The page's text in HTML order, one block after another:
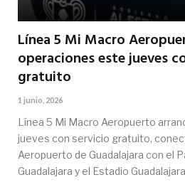
Línea 5 Mi Macro
operaciones este jueves
gratuito
1 junio, 2026
Línea 5 Mi Macro Aeropuerto
jueves con servicio gratuito,
Aeropuerto de Guadalajara con el
Guadalajara y el Estadio